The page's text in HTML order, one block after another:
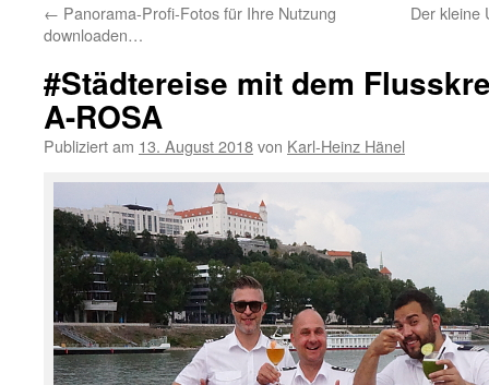
springen
← Panorama-Profi-Fotos für Ihre Nutzung
downloaden…
Der kleine
#Städtereise mit dem
A-ROSA
Publiziert am 13. August 2018von Karl-Heinz Hänel